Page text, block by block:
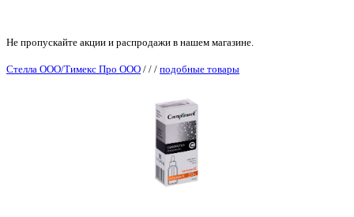
Не пропускайте акции и распродажи в нашем магазине.
Стелла ООО/Тимекс Про ООО / / / подобные товары